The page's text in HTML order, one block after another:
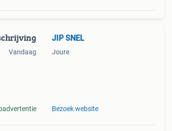
Vandaag
JIP SNEL
Joure
Bezoek website